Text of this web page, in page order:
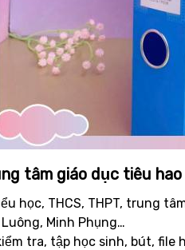
tâm giáo dục tiêu hao
học, THCS, THPT, trung
Minh Phụng…
tra, tập học sinh, bút,